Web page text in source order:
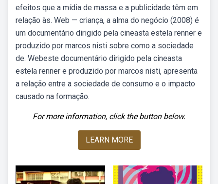
efeitos que a mídia de massa e a publicidade têm em
relação às. Web — criança, a alma do negócio (2008) é
um documentário dirigido pela cineasta estela renner e
produzido por marcos nisti sobre como a sociedade
de. Webeste documentário dirigido pela cineasta
estela renner e produzido por marcos nisti, apresenta
a relação entre a sociedade de consumo e o impacto
causado na formação.
For more information, click the button below.
LEARN MORE